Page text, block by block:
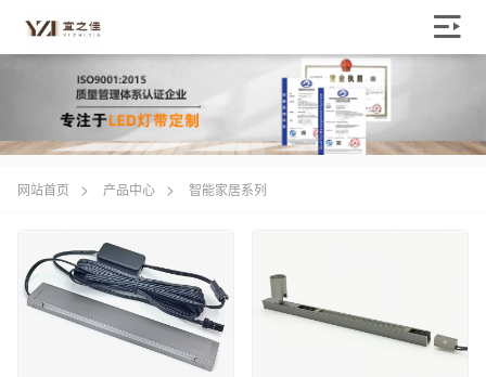
网站首页 > 产品中心 > 智能家居系列